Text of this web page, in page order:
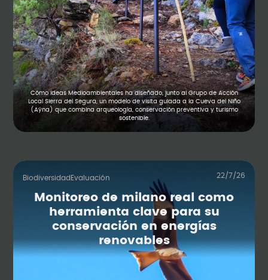
Cómo Ideas Medioambientales ha diseñado, junto al Grupo de Acción
Local Sierra del Segura, un modelo de visita guiada a la Cueva del Niño
(Aýna) que combina arqueología, conservación preventiva y turismo
sostenible.
Biodiversidad Evaluación 22/7/26
Monitoreo de milano real como
herramienta clave para su
conservación en energías
renovables